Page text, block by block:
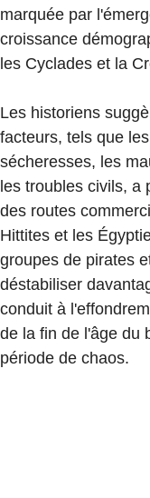
marquée par
croissance
les Cyclades et la
Les historiens
facteurs, tels que
sécheresses, les
les troubles civils, a
des routes
Hittites et les
groupes de pirates
déstabiliser
conduit à
de la fin de l'âge du
période de chaos.